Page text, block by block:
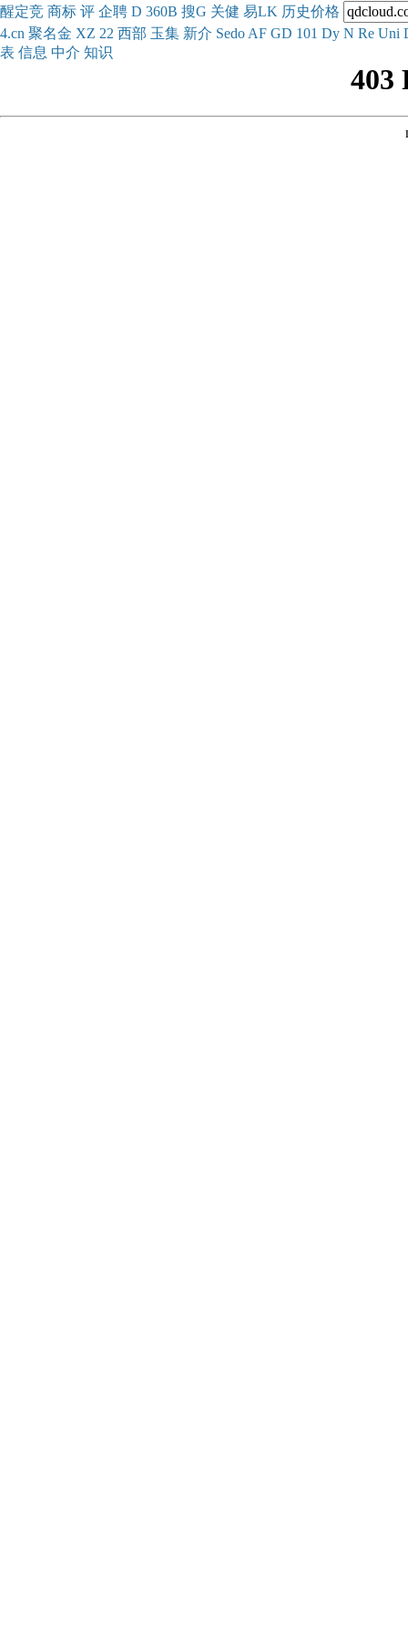
醒定竞 商标 评 企聘 D 360B 搜G 关健 易LK 历史价格
4.cn 聚名金 XZ 22 西部 玉集 新介 Sedo AF GD 101 Dy N Re Uni
表 信息 中介 知识